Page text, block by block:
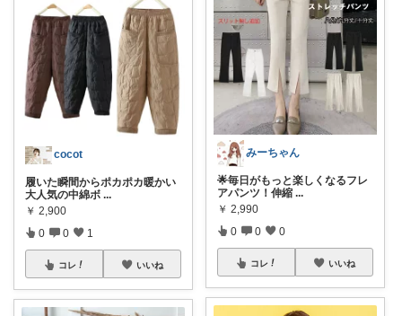
cocot
履いた瞬間からポカポカ暖かい
大人気の中綿ボ ...
￥ 2,900
0 0 1
コレ いいね
みーちゃん
🌟毎日がもっと楽しくなるフレ
アパンツ！伸縮 ...
￥ 2,990
0 0 0
コレ いいね